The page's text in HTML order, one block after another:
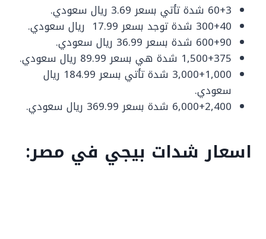
60+3 شدة تأتي بسعر 3.69 ريال سعودي.
300+40 شدة توجد بسعر 17.99 ريال سعودي.
600+90 شدة بسعر 36.99 ريال سعودي.
1,500+375 شدة هي بسعر 89.99 ريال سعودي.
3,000+1,000 شدة تأتي بسعر 184.99 ريال
سعودي.
6,000+2,400 شدة بسعر 369.99 ريال سعودي.
اسعار شدات بيجي في مصر: